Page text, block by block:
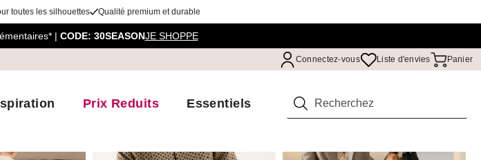
toutes les silhouettes Qualité premium et durable
| CODE: 30SEASONJE SHOPPE
Connectez-vous Liste d'envies Panier
Prix Reduits Essentiels Rechercher